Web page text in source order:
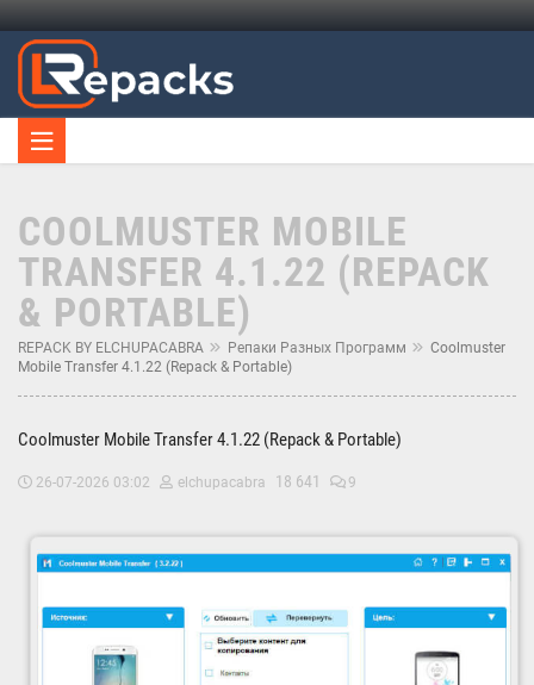
COOLMUSTER MOBILE
TRANSFER 4.1.22 (REPACK
& PORTABLE)
REPACK BY ELCHUPACABRA Репаки Разных Программ
Coolmuster
Mobile Transfer 4.1.22 (Repack & Portable)
Coolmuster Mobile Transfer 4.1.22 (Repack & Portable)
26-07-2026 03:02 elchupacabra 18 641 9